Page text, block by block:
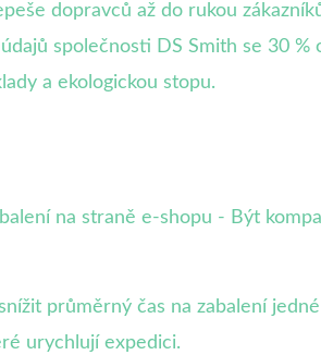
dopravců až do rukou
společnosti DS Smith se 30 %
a ekologickou stopu.
na straně e-shopu - Být
průměrný čas na zabalení
urychlují expedici.